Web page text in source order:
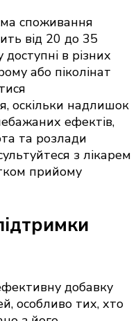
споживання
від 20 до 35
в різних
або піколінат
оскільки надлишок
ефектів,
та розлади
з лікарем
прийому
добавку
особливо тих, хто